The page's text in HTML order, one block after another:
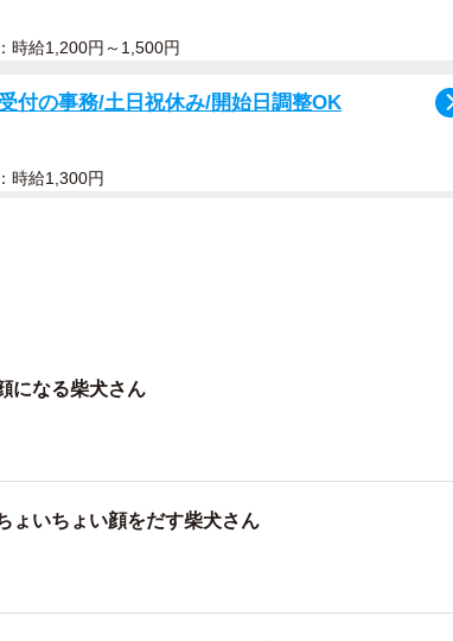
ましたが…（画像提供／暴君ぺこさん ※動画よりキャプチャ）
時給1,200円～1,500円
付の事務/土日祝休み/開始日調整OK
時給1,300円
になる柴犬さん
ょいちょい顔をだす柴犬さん